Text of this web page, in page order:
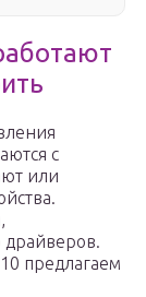
с
или
предлагаем